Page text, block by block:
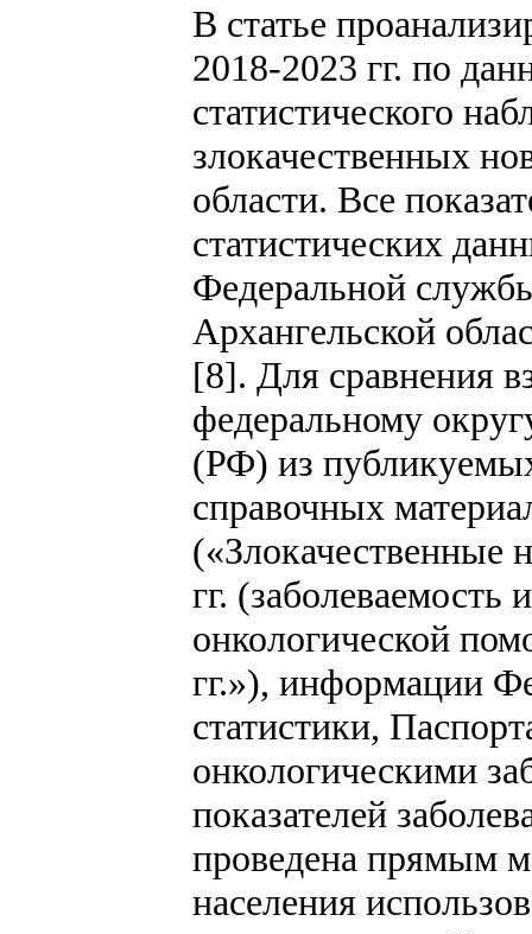
В статье
2018-2023 гг. по
статистического
злокачественных
области. Все
статистических
Федеральной
Архангельской
[8]. Для сравнения
федеральному
(РФ) из
справочных
(«Злокачественные
гг. (заболеваемость
онкологической
гг.»), информации
статистики,
онкологическими
показателей
проведена прямым
населения